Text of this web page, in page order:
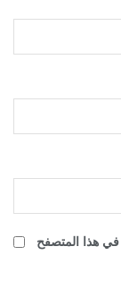
في هذا المتصفح